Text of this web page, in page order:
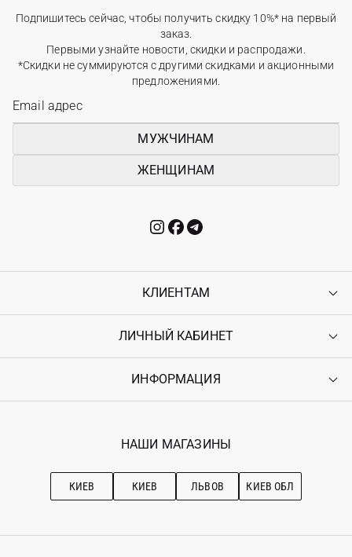
Подпишитесь сейчас, чтобы получить скидку 10%* на первый
заказ.
Первыми узнайте новости, скидки и распродажи.
*Скидки не суммируются с другими скидками и акционными
предложениями.
МУЖЧИНАМ
ЖЕНЩИНАМ
КЛИЕНТАМ
Контакты
Возврат
Гарантия
ЛИЧНЫЙ КАБИНЕТ
Войти
Ostriv Club+
ИНФОРМАЦИЯ
Наши магазини
Рекомендации по уходу
НАШИ МАГАЗИНЫ
КИЕВ КИЕВ ЛЬВОВ КИЕВ ОБЛ